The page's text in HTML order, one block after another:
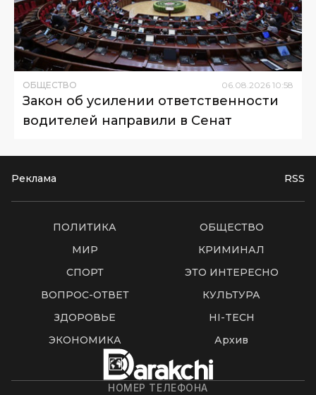
ОБЩЕСТВО 06.08.2026 10:58
Закон об усилении ответственности
водителей направили в Сенат
Реклама RSS
ПОЛИТИКА
ОБЩЕСТВО
МИР
КРИМИНАЛ
СПОРТ
ЭТО ИНТЕРЕСНО
ВОПРОС-ОТВЕТ
КУЛЬТУРА
ЗДОРОВЬЕ
HI-TECH
ЭКОНОМИКА
Архив
НОМЕР ТЕЛЕФОНА